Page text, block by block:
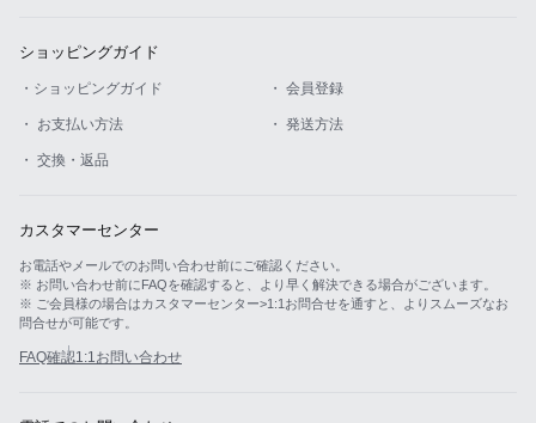
ショッピングガイド
・ショッピングガイド ・ 会員登録
・ お支払い方法 ・ 発送方法
・ 交換・返品
カスタマーセンター
お電話やメールでのお問い合わせ前にご確認ください。
※ お問い合わせ前にFAQを確認すると、より早く解決できる場合がございます。
※ ご会員様の場合はカスタマーセンター>1:1お問合せを通すと、よりスムーズなお
問合せが可能です。
FAQ確認1:1お問い合わせ